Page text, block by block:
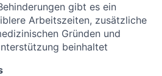
gibt es ein
Arbeitszeiten, zusätzliche
Gründen und
beinhaltet